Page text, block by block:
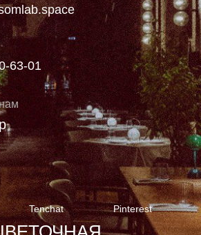
63-01
Tenchat Pinterest